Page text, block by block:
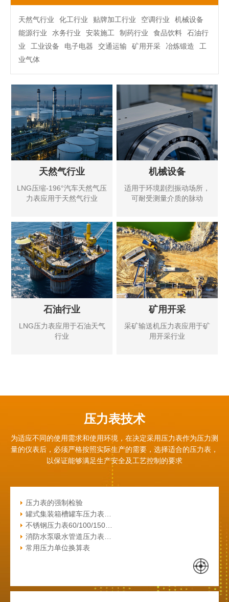
天然气行业 化工行业 贴牌加工行业 空调行业
机械设备
能源行业
水务行业 安装施工 制药行业 食品饮料
石油行
业
工业设备 电子电器 交通运输 矿用开采 冶炼锻造
工
业气体
天然气行业
LNG压缩-196°汽车天然气压
力表应用于天然气行业
机械设备
适用于环境剧烈振动场所，
可耐受测量介质的脉动
石油行业
LNG压力表应用于石油天气
行业
矿用开采
采矿输送机压力表应用于矿
用开采行业
压力表技术
为适应不同的使用需求和使用环境，在决定采用压力表作为压力测
量的仪表后，必须严格按照实际生产的需要， 选择适合的压力表，
以保证能够满足生产安全及工艺控制的要求
压力表的强制检验
罐式集装箱槽罐车压力表…
不锈钢压力表60/100/150…
消防水泵吸水管道压力表…
常用压力单位换算表